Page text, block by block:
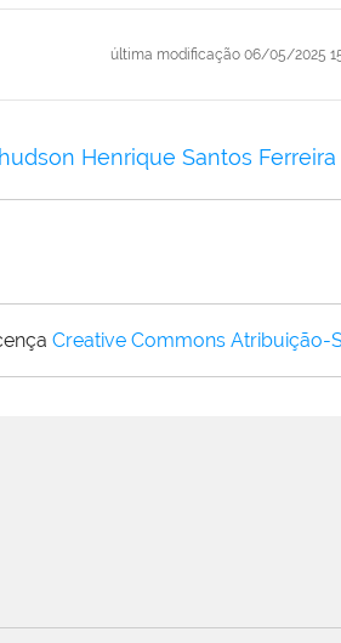
última modificação06/05/2025
Henrique Santos
Creative Commons Atribuição-